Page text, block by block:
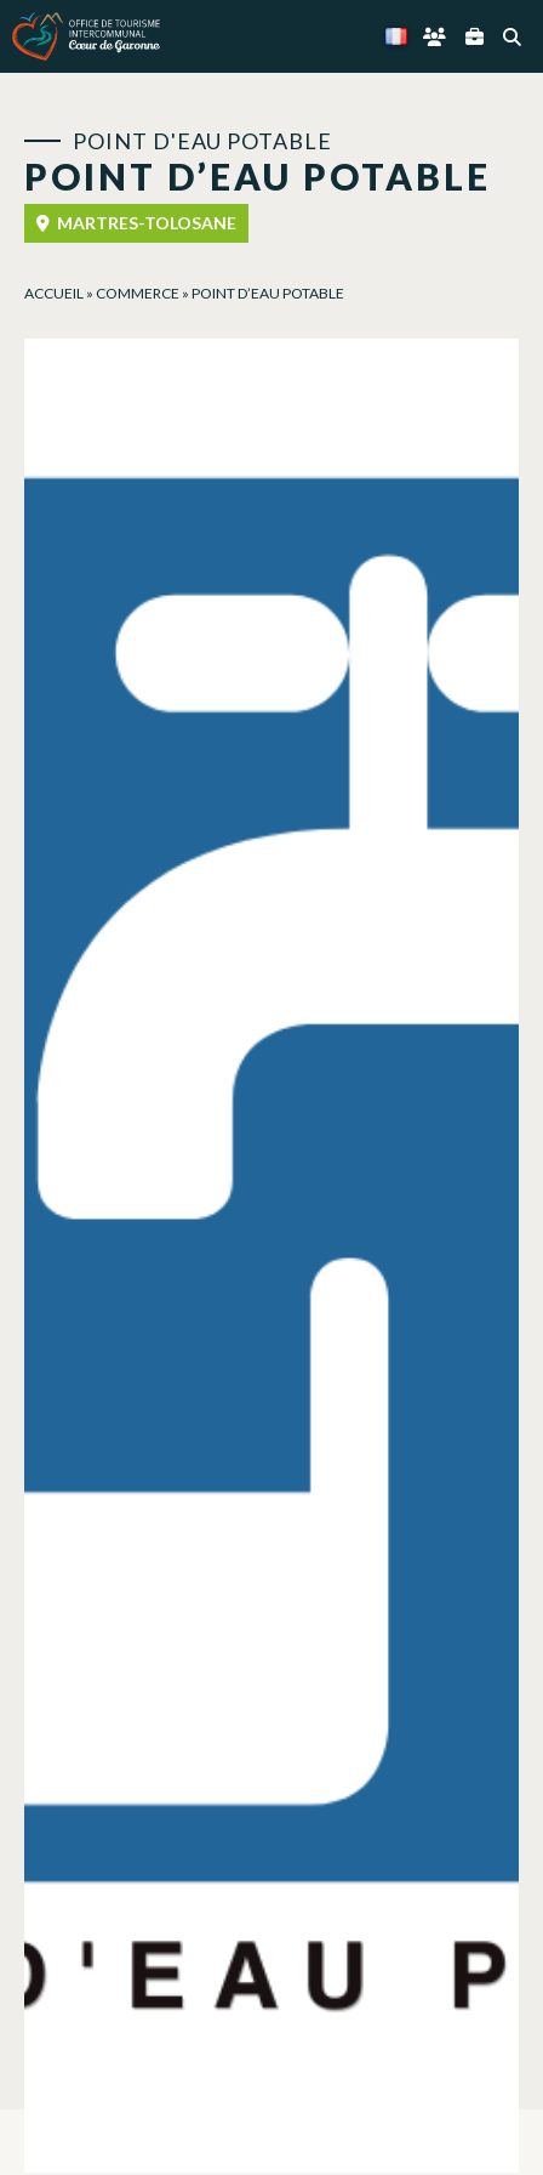
POINT D’EAU POTABLE
POINT D'EAU POTABLE
MARTRES-TOLOSANE
ACCUEIL » COMMERCE » POINT D’EAU POTABLE
Panneau de gestion des cookies